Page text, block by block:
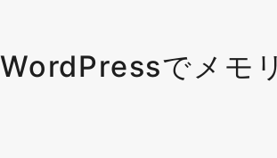
WordPressでメモ